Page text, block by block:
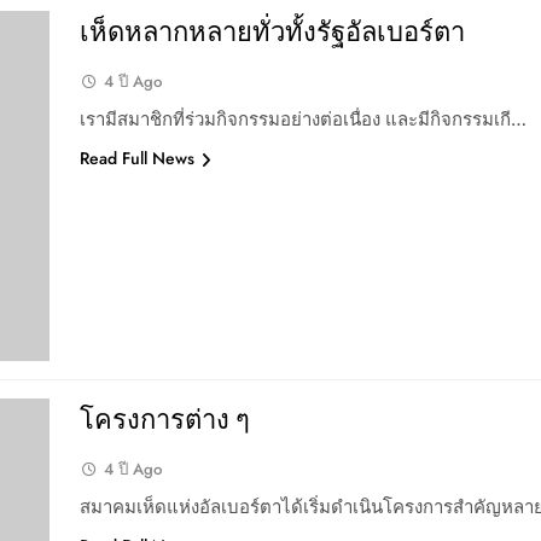
เห็ดหลากหลายทั่วทั้งรัฐอัลเบอร์ตา
4 ปี Ago
เรามีสมาชิกที่ร่วมกิจกรรมอย่างต่อเนื่อง และมีกิจกรรมเกี…
Read Full News
โครงการต่าง ๆ
4 ปี Ago
สมาคมเห็ดแห่งอัลเบอร์ตาได้เริ่มดำเนินโครงการสำคัญหล